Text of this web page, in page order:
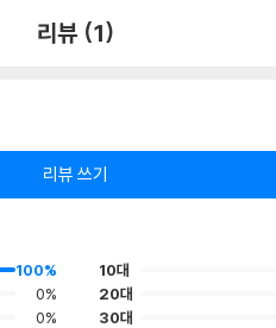
리뷰 (1)
리뷰 쓰기
100%
0%
0%
10대
20대
30대